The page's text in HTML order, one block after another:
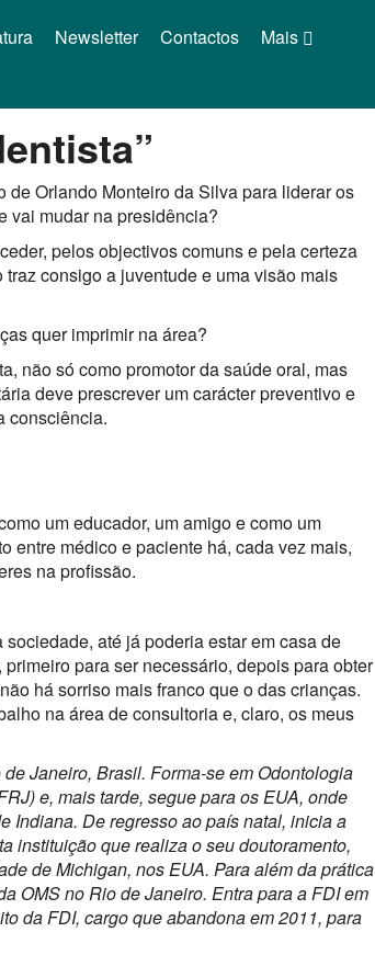
Mais
Newsletter Contactos
Orlando Monteiro da Silva para liderar os
vai mudar na presidência?
pelos objectivos comuns e pela certeza
consigo a juventude e uma visão mais
quer imprimir na área?
não só como promotor da saúde oral, mas
deve prescrever um carácter preventivo e
consciência.
um educador, um amigo e como um
entre médico e paciente há, cada vez mais,
na profissão.
até já poderia estar em casa de
para ser necessário, depois para obter
há sorriso mais franco que o das crianças.
na área de consultoria e, claro, os meus
Janeiro, Brasil. Forma-se em Odontologia
e, mais tarde, segue para os EUA, onde
Indiana. De regresso ao país natal, inicia a
instituição que realiza o seu doutoramento,
de Michigan, nos EUA. Para além da prática
OMS no Rio de Janeiro. Entra para a FDI em
da FDI, cargo que abandona em 2011, para